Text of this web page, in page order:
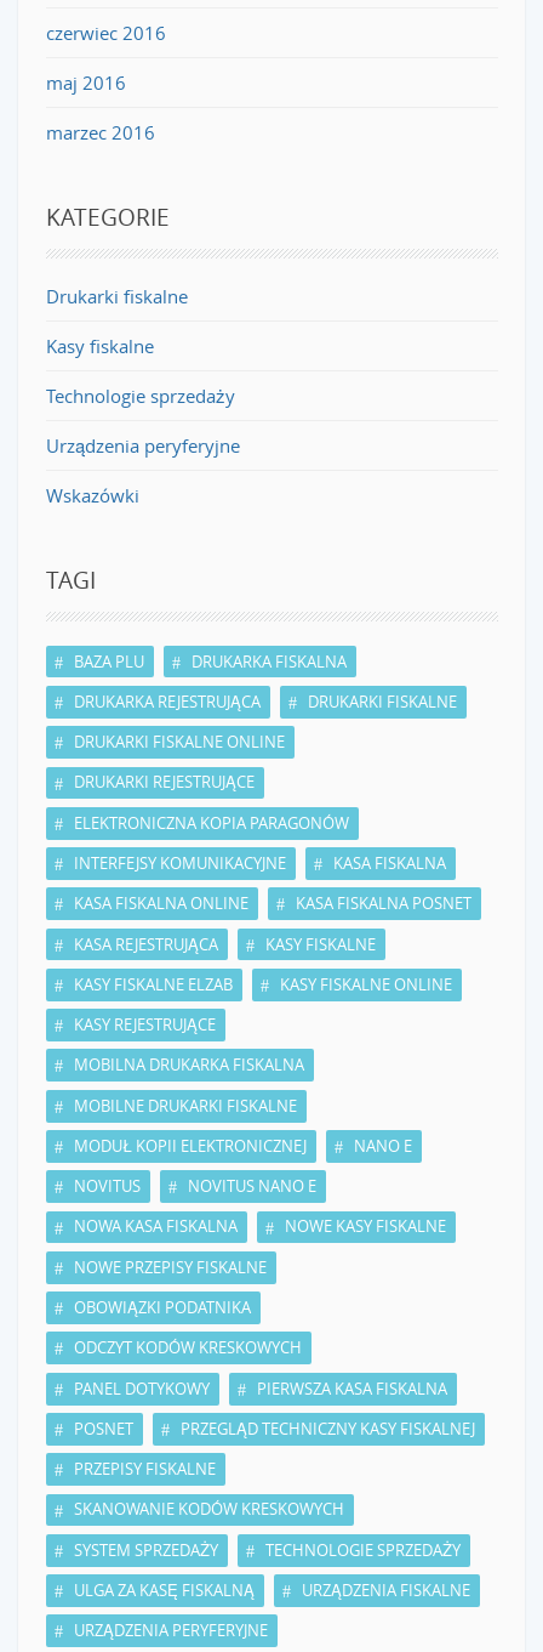
czerwiec 2016
maj 2016
marzec 2016
KATEGORIE
Drukarki fiskalne
Kasy fiskalne
Technologie sprzedaży
Urządzenia peryferyjne
Wskazówki
TAGI
BAZA PLU
DRUKARKA FISKALNA
DRUKARKA REJESTRUJĄCA
DRUKARKI FISKALNE
DRUKARKI FISKALNE ONLINE
DRUKARKI REJESTRUJĄCE
ELEKTRONICZNA KOPIA PARAGONÓW
INTERFEJSY KOMUNIKACYJNE
KASA FISKALNA
KASA FISKALNA ONLINE
KASA FISKALNA POSNET
KASA REJESTRUJĄCA
KASY FISKALNE
KASY FISKALNE ELZAB
KASY FISKALNE ONLINE
KASY REJESTRUJĄCE
MOBILNA DRUKARKA FISKALNA
MOBILNE DRUKARKI FISKALNE
MODUŁ KOPII ELEKTRONICZNEJ
NANO E
NOVITUS
NOVITUS NANO E
NOWA KASA FISKALNA
NOWE KASY FISKALNE
NOWE PRZEPISY FISKALNE
OBOWIĄZKI PODATNIKA
ODCZYT KODÓW KRESKOWYCH
PANEL DOTYKOWY
PIERWSZA KASA FISKALNA
POSNET
PRZEGLĄD TECHNICZNY KASY FISKALNEJ
PRZEPISY FISKALNE
SKANOWANIE KODÓW KRESKOWYCH
SYSTEM SPRZEDAŻY
TECHNOLOGIE SPRZEDAŻY
ULGA ZA KASĘ FISKALNĄ
URZĄDZENIA FISKALNE
URZĄDZENIA PERYFERYJNE